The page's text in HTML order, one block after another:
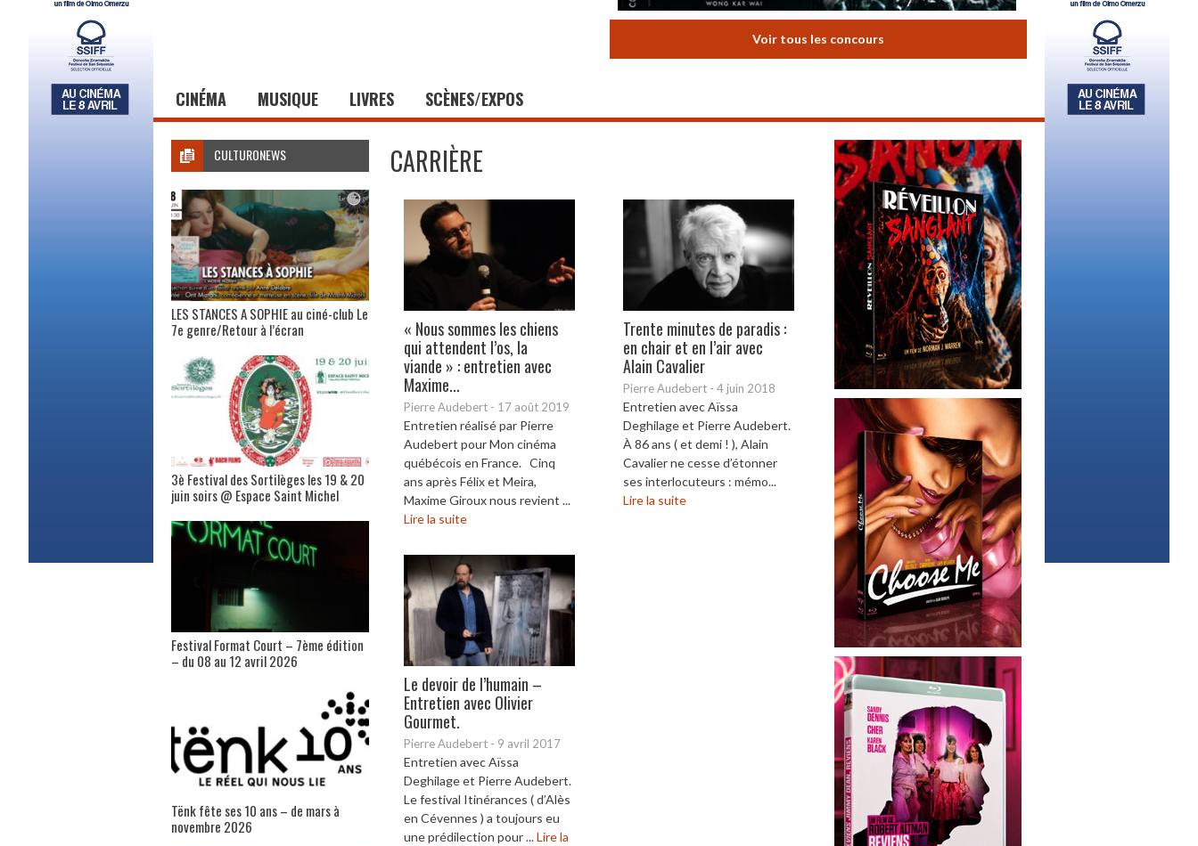
Voir tous les concours
CINÉMA MUSIQUE LIVRES SCÈNES/EXPOS
CARRIÈRE
« Nous sommes les chiens
qui attendent l’os, la
viande » : entretien avec
Maxime...
Pierre Audebert - 17 août 2019
Entretien réalisé par Pierre
Audebert pour Mon cinéma
québécois en France. Cinq
ans après Félix et Meira,
Maxime Giroux nous revient ...
Lire la suite
Trente minutes de paradis :
en chair et en l’air avec
Alain Cavalier
Pierre Audebert - 4 juin 2018
Entretien avec Aïssa
Deghilage et Pierre Audebert.
À 86 ans ( et demi ! ), Alain
Cavalier ne cesse d’étonner
ses interlocuteurs : mémo...
Lire la suite
Le devoir de l’humain –
Entretien avec Olivier
Gourmet.
Pierre Audebert - 9 avril 2017
Entretien avec Aïssa
Deghilage et Pierre Audebert.
Le festival Itinérances ( d’Alès
en Cévennes ) a toujours eu
une prédilection pour ...Lire la
CULTURONEWS
LES STANCES A SOPHIE au ciné-club Le
7e genre/Retour à l’écran
3è Festival des Sortilèges les 19 & 20
juin soirs @ Espace Saint Michel
Festival Format Court – 7ème édition
– du 08 au 12 avril 2026
Tënk fête ses 10 ans – de mars à
novembre 2026